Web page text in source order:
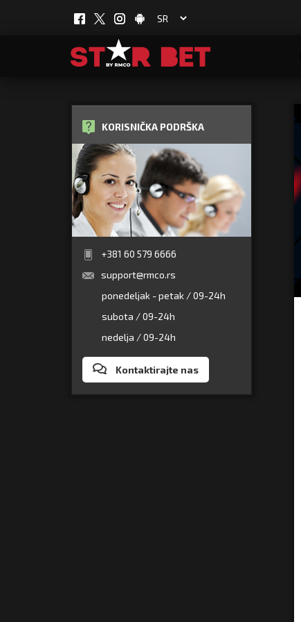
KORISNIČKA PODRŠKA
+381 60 579 6666
support@rmco.rs
ponedeljak - petak / 09-24h
subota / 09-24h
nedelja / 09-24h
Kontaktirajte nas